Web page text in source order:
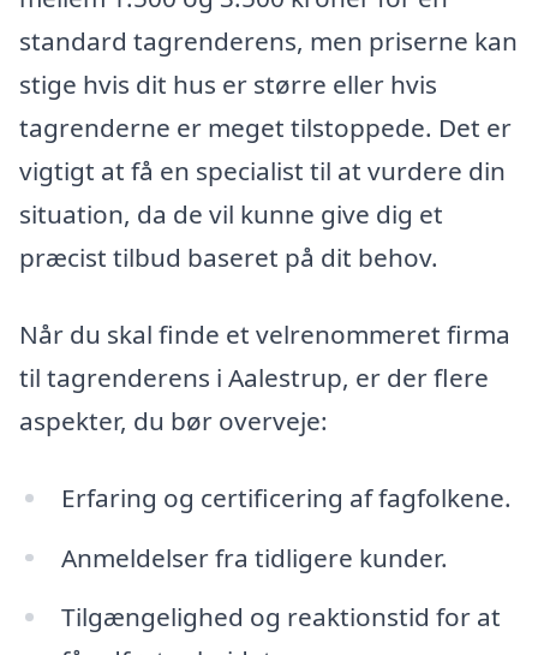
standard tagrenderens, men priserne kan
stige hvis dit hus er større eller hvis
tagrenderne er meget tilstoppede. Det er
vigtigt at få en specialist til at vurdere din
situation, da de vil kunne give dig et
præcist tilbud baseret på dit behov.
Når du skal finde et velrenommeret firma
til tagrenderens i Aalestrup, er der flere
aspekter, du bør overveje:
Erfaring og certificering af fagfolkene.
Anmeldelser fra tidligere kunder.
Tilgængelighed og reaktionstid for at